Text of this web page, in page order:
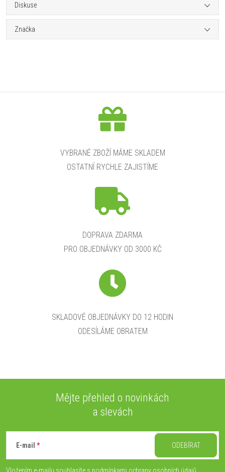
Diskuse
Značka
VYBRANÉ ZBOŽÍ MÁME SKLADEM
OSTATNÍ RYCHLE ZAJISTÍME
DOPRAVA ZDARMA
PRO OBJEDNÁVKY OD 3000 KČ
SKLADOVÉ OBJEDNÁVKY DO 12 HODIN
ODESÍLÁME OBRATEM
Mějte přehled o novinkách
a slevách
E-mail
Vložením e-mailu souhlasíte s podmínkami ochrany osobních údajů
ODEBÍRAT